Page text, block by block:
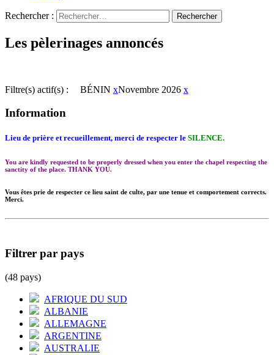
Rechercher :
Les pèlerinages annoncés
Filtre(s) actif(s) : BÉNIN xNovembre 2026 x
Information
Lieu de prière et recueillement, merci de respecter le SILENCE.
You are kindly requested to be properly dressed when you enter the chapel respecting the
sanctity of the place. THANK YOU.
Vous êtes prie de respecter ce lieu saint de culte, par une tenue et comportement corrects.
Merci.
Filtrer par pays
(48 pays)
AFRIQUE DU SUD
ALBANIE
ALLEMAGNE
ARGENTINE
AUSTRALIE